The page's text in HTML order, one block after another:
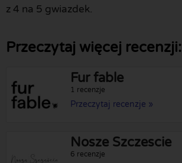
z 4 na 5 gwiazdek.
Przeczytaj więcej recenzji:
Fur fable
1 recenzje
Przeczytaj recenzje »
Nosze Szczescie
6 recenzje